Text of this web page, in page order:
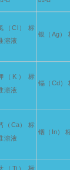
（Cl） 标
溶液
银（Ag）
（K） 标
溶液
镉（Cd）
（Ca） 标
溶液
铟（In）
（Ti） 标